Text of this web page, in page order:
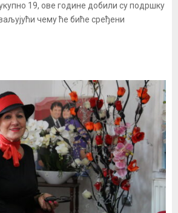
19, ове године добили су подршку
чему ће биће сређени